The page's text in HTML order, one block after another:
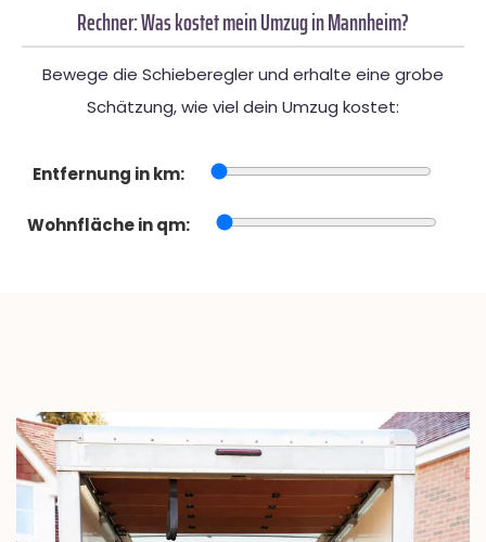
Rechner: Was kostet mein Umzug in Mannheim?
Bewege die Schieberegler und erhalte eine grobe
Schätzung, wie viel dein Umzug kostet:
Entfernung in km:
Wohnfläche in qm: